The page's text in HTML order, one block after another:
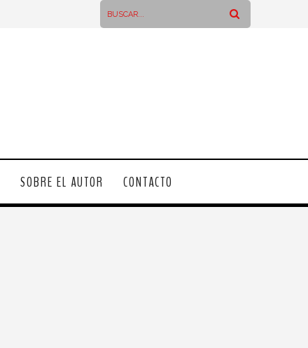
SOBRE EL AUTOR CONTACTO